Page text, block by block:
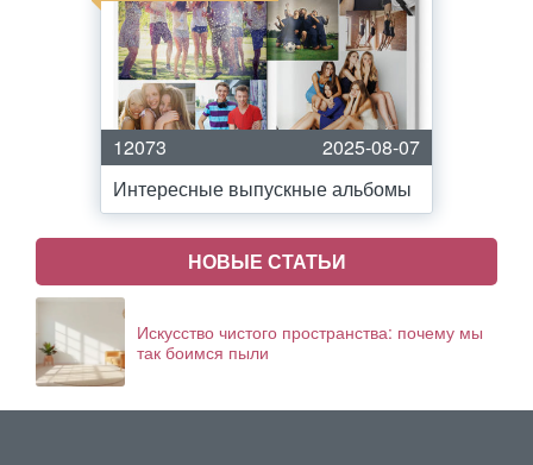
12073
2025-08-07
Интересные выпускные альбомы
НОВЫЕ СТАТЬИ
Искусство чистого пространства: почему мы
так боимся пыли